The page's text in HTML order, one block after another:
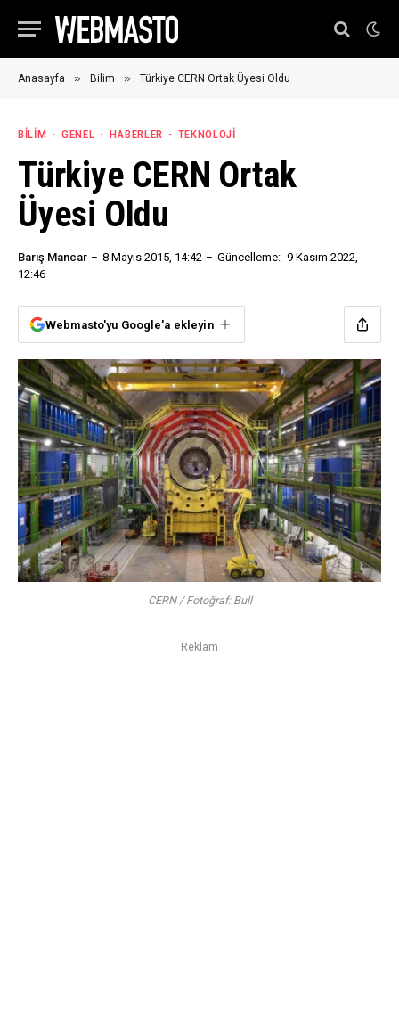
Anasayfa » Bilim » Türkiye CERN Ortak Üyesi Oldu
BILIM GENEL HABERLER TEKNOLOJI
Türkiye CERN Ortak
Üyesi Oldu
Barış Mancar 8 Mayıs 2015, 14:42 Güncelleme: 9 Kasım 2022,
12:46
Webmasto'yu Google'a ekleyin
CERN / Fotoğraf: Bull
Reklam